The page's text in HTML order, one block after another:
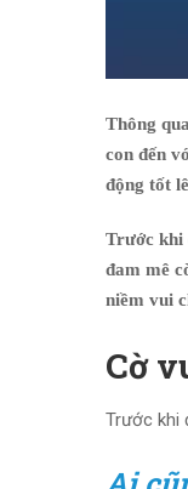
Thông
con đến
động tốt
Trước khi
đam mê
niềm vui
Cờ
Trước khi